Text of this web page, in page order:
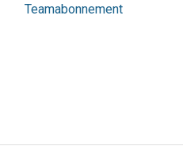
Teamabonnement